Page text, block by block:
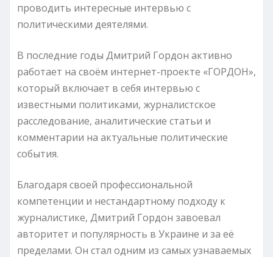
проводить интересные интервью с
политическими деятелями.
В последние годы Дмитрий Гордон активно
работает на своём интернет-проекте «ГОРДОН»,
который включает в себя интервью с
известными политиками, журналистское
расследование, аналитические статьи и
комментарии на актуальные политические
события.
Благодаря своей профессиональной
компетенции и нестандартному подходу к
журналистике, Дмитрий Гордон завоевал
авторитет и популярность в Украине и за её
пределами. Он стал одним из самых узнаваемых